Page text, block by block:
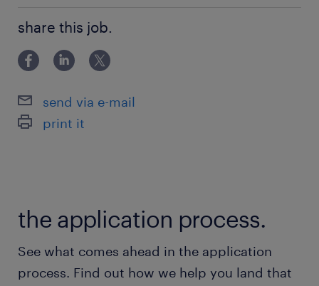
★交通費支給
★駅チカ
★社会保険完備
★ヘルプデスク
★ネットワークエンジニア
有楽町線／江戸川橋駅（徒歩4分）
東西線、南北線、有楽町線、大江戸線、総武線／
飯田橋駅（徒歩10分）
ッティング経験
share this job.
send via e-mail
print it
the application process.
See what comes ahead in the application
process. Find out how we help you land that